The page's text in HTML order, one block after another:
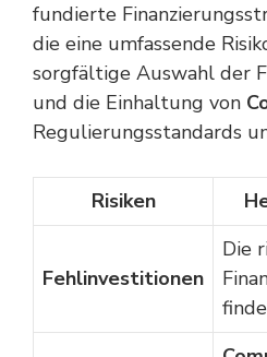
fundierte
die eine umfassende
sorgfältige Auswahl der
und die Einhaltung von
Regulierungsstandards
Risiken
Fehlinvestitionen
Die